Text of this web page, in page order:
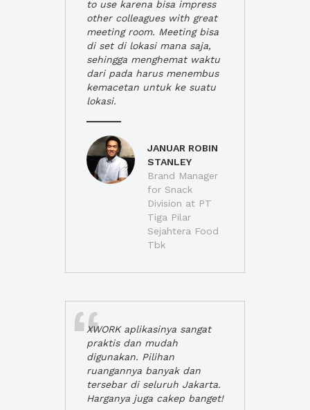
to use karena bisa impress
other colleagues with great
meeting room. Meeting bisa
di set di lokasi mana saja,
sehingga menghemat waktu
dari pada harus menembus
kemacetan untuk ke suatu
lokasi.
JANUAR ROBIN
STANLEY
Brand Manager
for Snack
Division at PT
Tiga Pilar
Sejahtera Food
Tbk
XWORK aplikasinya sangat
praktis dan mudah
digunakan. Pilihan
ruangannya banyak dan
tersebar di seluruh Jakarta.
Harganya juga cakep banget!